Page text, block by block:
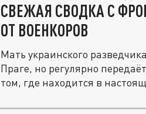
СВЕЖАЯ СВОДКА С
ОТ ВОЕНКОРОВ
Мать украинского
Праге, но регулярно
том, где находится в